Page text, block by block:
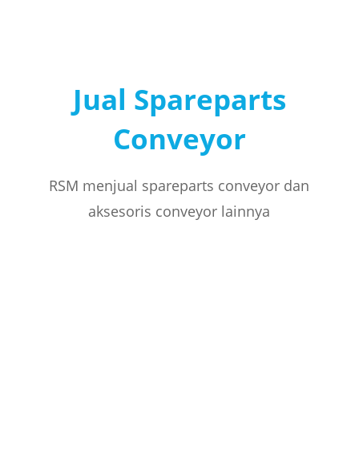
Jual Spareparts
Conveyor
RSM menjual spareparts conveyor dan
aksesoris conveyor lainnya